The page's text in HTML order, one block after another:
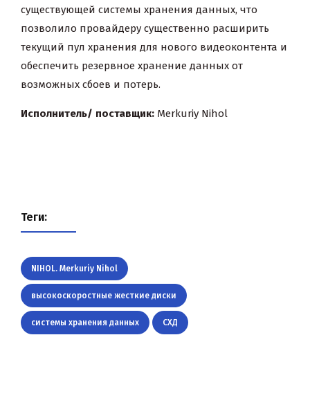
существующей системы хранения данных, что
позволило провайдеру существенно расширить
текущий пул хранения для нового видеоконтента и
обеспечить резервное хранение данных от
возможных сбоев и потерь.
Исполнитель/ поставщик: Merkuriy Nihol
Теги:
NIHOL. Merkuriy Nihol
высокоскоростные жесткие диски
системы хранения данных СХД